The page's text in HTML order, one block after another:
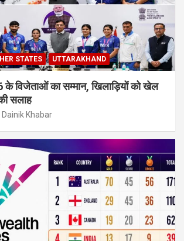
STATES UTTARAKHAND
विजेताओं का सम्मान, खिलाड़ियों को खेल
सलाह
Dainik Khabar